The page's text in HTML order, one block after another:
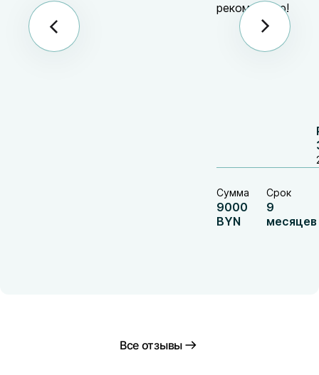
рекомендую!
Сумма
9000
BYN
Срок
9
месяцев
Все отзывы